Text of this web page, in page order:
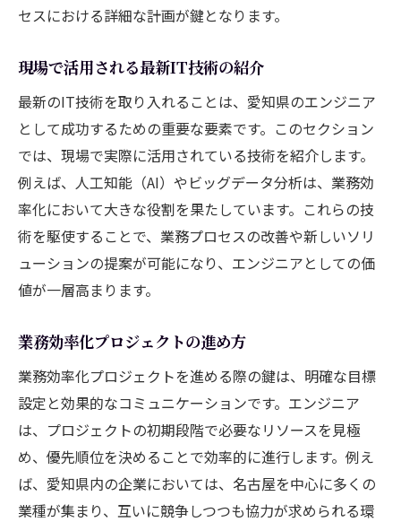
セスにおける詳細な計画が鍵となります。
現場で活用される最新IT技術の紹介
最新のIT技術を取り入れることは、愛知県のエンジニア
として成功するための重要な要素です。このセクション
では、現場で実際に活用されている技術を紹介します。
例えば、人工知能（AI）やビッグデータ分析は、業務効
率化において大きな役割を果たしています。これらの技
術を駆使することで、業務プロセスの改善や新しいソリ
ューションの提案が可能になり、エンジニアとしての価
値が一層高まります。
業務効率化プロジェクトの進め方
業務効率化プロジェクトを進める際の鍵は、明確な目標
設定と効果的なコミュニケーションです。エンジニア
は、プロジェクトの初期段階で必要なリソースを見極
め、優先順位を決めることで効率的に進行します。例え
ば、愛知県内の企業においては、名古屋を中心に多くの
業種が集まり、互いに競争しつつも協力が求められる環